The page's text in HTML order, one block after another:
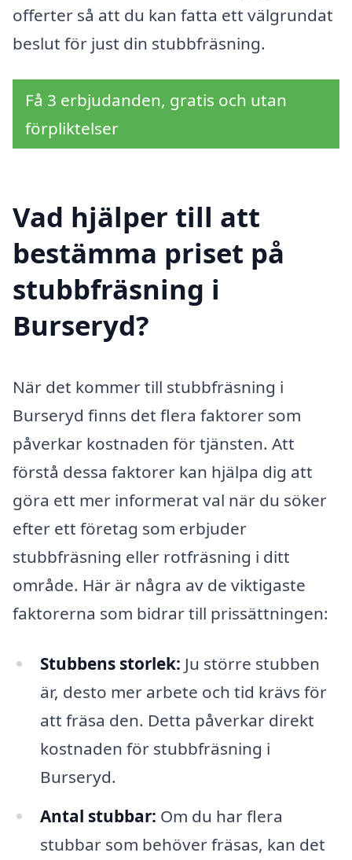
offerter så att du kan fatta ett välgrundat
beslut för just din stubbfräsning.
Få 3 erbjudanden, gratis och utan
förpliktelser
Vad hjälper till att
bestämma priset på
stubbfräsning i
Burseryd?
När det kommer till stubbfräsning i
Burseryd finns det flera faktorer som
påverkar kostnaden för tjänsten. Att
förstå dessa faktorer kan hjälpa dig att
göra ett mer informerat val när du söker
efter ett företag som erbjuder
stubbfräsning eller rotfräsning i ditt
område. Här är några av de viktigaste
faktorerna som bidrar till prissättningen:
Stubbens storlek: Ju större stubben
är, desto mer arbete och tid krävs för
att fräsa den. Detta påverkar direkt
kostnaden för stubbfräsning i
Burseryd.
Antal stubbar: Om du har flera
stubbar som behöver fräsas, kan det